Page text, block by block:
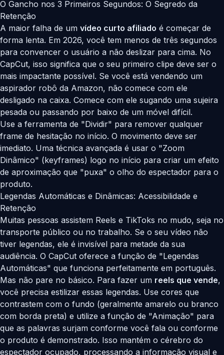
O Gancho nos 3 Primeiros Segundos: O Segredo da
Retenção
A maior falha de um vídeo curto afiliado é começar de
forma lenta. Em 2026, você tem menos de três segundos
para convencer o usuário a não deslizar para cima. No
CapCut, isso significa que o seu primeiro clipe deve ser o
mais impactante possível. Se você está vendendo um
aspirador robô da Amazon, não comece com ele
desligado na caixa. Comece com ele sugando uma sujeira
pesada ou passando por baixo de um móvel difícil.
Use a ferramenta de "Dividir" para remover qualquer
frame de hesitação no início. O movimento deve ser
imediato. Uma técnica avançada é usar o "Zoom
Dinâmico" (keyframes) logo no início para criar um efeito
de aproximação que "puxa" o olho do espectador para o
produto.
Legendas Automáticas e Dinâmicas: Acessibilidade e
Retenção
Muitas pessoas assistem Reels e TikToks no mudo, seja no
transporte público ou no trabalho. Se o seu vídeo não
tiver legendas, ele é invisível para metade da sua
audiência. O CapCut oferece a função de "Legendas
Automáticas" que funciona perfeitamente em português.
Mas não pare no básico. Para fazer um reels que vende,
você precisa estilizar essas legendas. Use cores que
contrastem com o fundo (geralmente amarelo ou branco
com borda preta) e utilize a função de "Animação" para
que as palavras surjam conforme você fala ou conforme
o produto é demonstrado. Isso mantém o cérebro do
espectador ocupado, processando a informação visual e